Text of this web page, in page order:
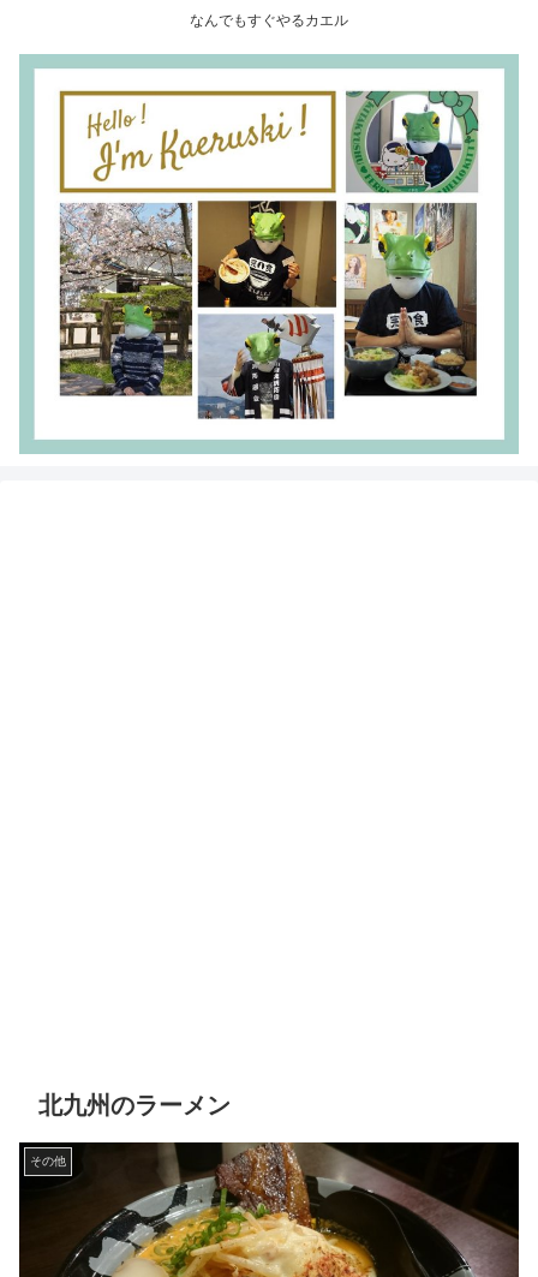
なんでもすぐやるカエル
北九州のラーメン
その他